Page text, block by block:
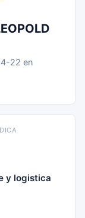
22 en
y logistica